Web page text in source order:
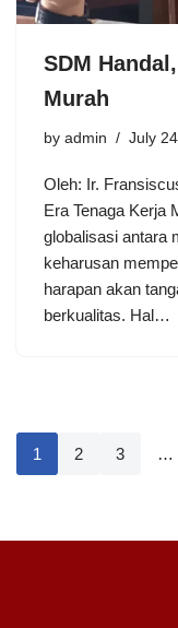
SDM
Murah
by admin July
Oleh: Ir.
Era Tenaga Kerja
globalisasi antara
keharusan
harapan akan
berkualitas. Hal…
1 2 3 …